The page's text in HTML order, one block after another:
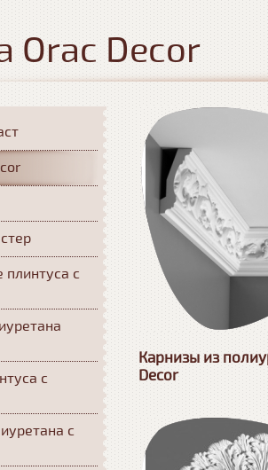
Orac Decor
Карнизы из
Decor
с
с
с